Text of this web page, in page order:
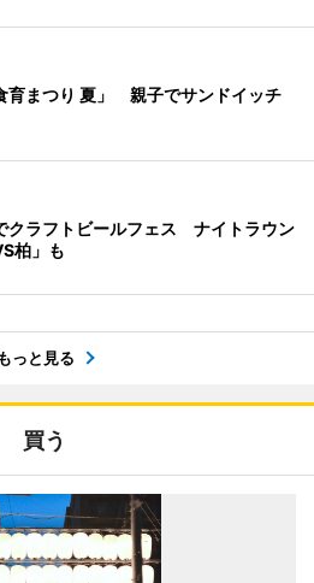
育まつり 夏」 親子でサンドイッチ
クラフトビールフェス ナイトラウン
柏」も
もっと見る
買う